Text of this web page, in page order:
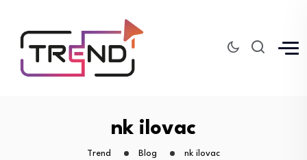
nk ilovac
Trend Blog nk ilovac